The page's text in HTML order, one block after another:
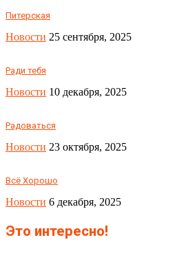
Питерская
Новости 25 сентября, 2025
Ради тебя
Новости 10 декабря, 2025
Радоваться
Новости 23 октября, 2025
Всё Хорошо
Новости 6 декабря, 2025
Это интересно!